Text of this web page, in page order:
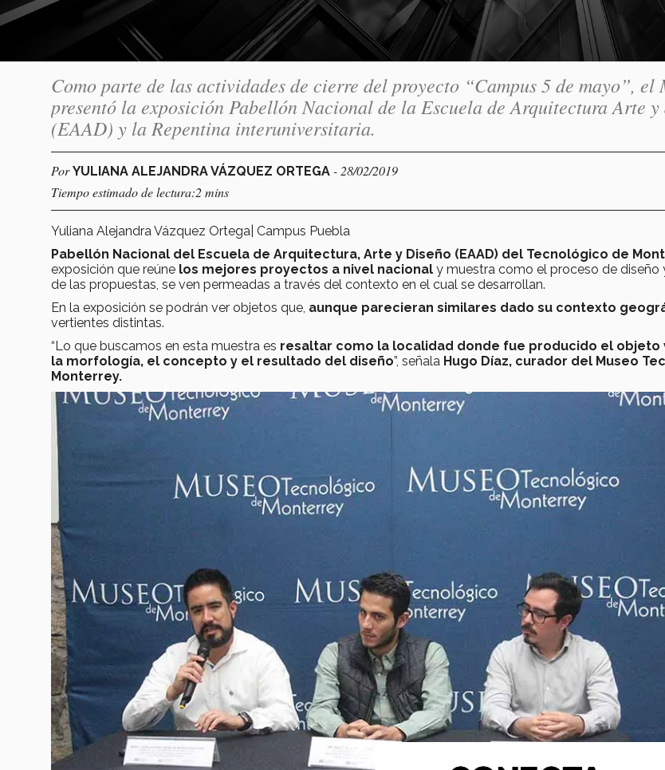
Como parte de las actividades de cierre del proyecto “Campus 5 de mayo”, el
presentó la exposición Pabellón Nacional de la Escuela de Arquitectura Arte y
(EAAD) y la Repentina interuniversitaria.
PorYULIANA ALEJANDRA VÁZQUEZ ORTEGA - 28/02/2019
Tiempo estimado de lectura:2 mins
Yuliana Alejandra Vázquez Ortega| Campus Puebla
Pabellón Nacional del Escuela de Arquitectura, Arte y Diseño (EAAD) del Tecnológico de
exposición que reúne los mejores proyectos a nivel nacional y muestra como el proceso de diseño
de las propuestas, se ven permeadas a través del contexto en el cual se desarrollan.
En la exposición se podrán ver objetos que, aunque parecieran similares dado su contexto
vertientes distintas.
“Lo que buscamos en esta muestra es resaltar como la localidad donde fue producido el objeto
la morfología, el concepto y el resultado del diseño”, señala Hugo Díaz, curador del Museo
Monterrey.